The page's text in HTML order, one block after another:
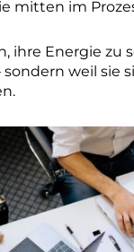
mitten im
ihre Energie zu
weil sie